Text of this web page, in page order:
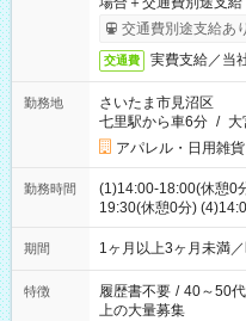
交通費別途支給あり
交通費 実費支給／当
勤務地
さいたま市見沼区
七里駅から車6分 / 大
アパレル・日用雑貨
勤務時間
(1)14:00-18:00(休憩0
19:30(休憩0分)
ます
期間 1ヶ月以上3ヶ月未満
特徴 履歴書不要 / 40～50
上の大量募集